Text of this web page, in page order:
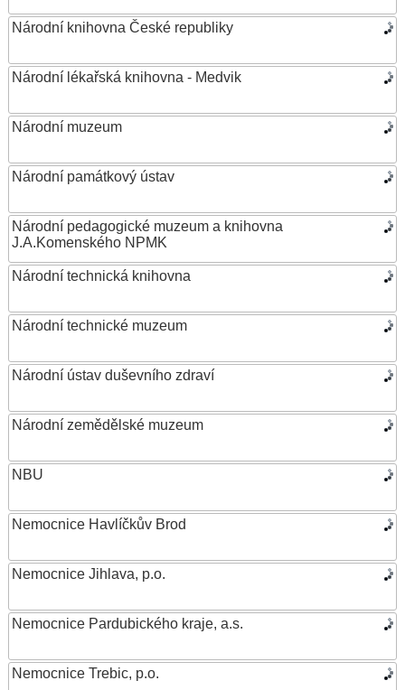
Národní knihovna České republiky
Národní lékařská knihovna - Medvik
Národní muzeum
Národní památkový ústav
Národní pedagogické muzeum a knihovna
J.A.Komenského NPMK
Národní technická knihovna
Národní technické muzeum
Národní ústav duševního zdraví
Národní zemědělské muzeum
NBU
Nemocnice Havlíčkův Brod
Nemocnice Jihlava, p.o.
Nemocnice Pardubického kraje, a.s.
Nemocnice Trebic, p.o.